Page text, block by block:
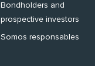
Bondholders and
prospective investors
Somos responsables